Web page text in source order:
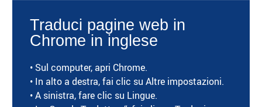
Traduci pagine web in
Chrome in inglese
• Sul computer, apri Chrome.
• In alto a destra, fai clic su Altre impostazioni.
• A sinistra, fare clic su Lingue.